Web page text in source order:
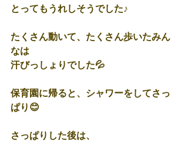
とってもうれしそうでした♪
たくさん動いて、たくさん歩いたみん
なは
汗びっしょりでした💦
保育園に帰ると、シャワーをしてさっ
ぱり😊
さっぱりした後は、